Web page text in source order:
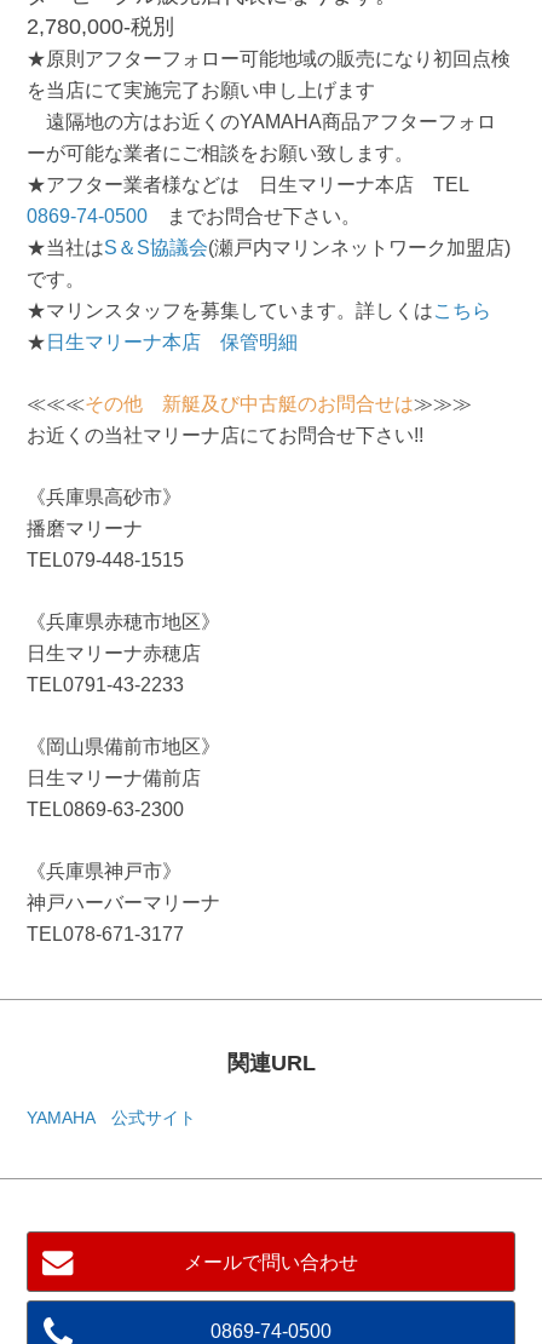
2,780,000-税別
★原則アフターフォロー可能地域の販売になり初回点検
を当店にて実施完了お願い申し上げます
遠隔地の方はお近くのYAMAHA商品アフターフォロ
ーが可能な業者にご相談をお願い致します。
★アフター業者様などは 日生マリーナ本店 TEL
0869-74-0500 までお問合せ下さい。
★当社はS＆S協議会(瀬戸内マリンネットワーク加盟店)
です。
★マリンスタッフを募集しています。詳しくはこちら
★ 日生マリーナ本店 保管明細
≪≪≪その他 新艇及び中古艇のお問合せは≫≫≫
お近くの当社マリーナ店にてお問合せ下さい!!
《兵庫県高砂市》
播磨マリーナ
TEL079-448-1515
《兵庫県赤穂市地区》
日生マリーナ赤穂店
TEL0791-43-2233
《岡山県備前市地区》
日生マリーナ備前店
TEL0869-63-2300
《兵庫県神戸市》
神戸ハーバーマリーナ
TEL078-671-3177
関連URL
YAMAHA 公式サイト
メールで問い合わせ
0869-74-0500